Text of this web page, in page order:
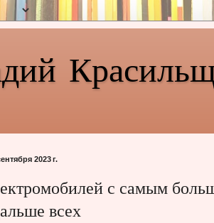
2023 г.
с самым
всех